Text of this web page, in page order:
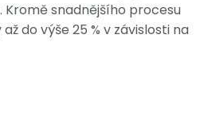
snadnějšího procesu
do výše 25 % v závislosti na